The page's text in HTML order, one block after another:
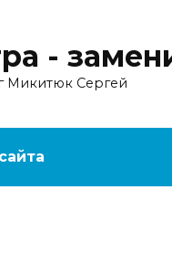
-
Микитюк Сергей